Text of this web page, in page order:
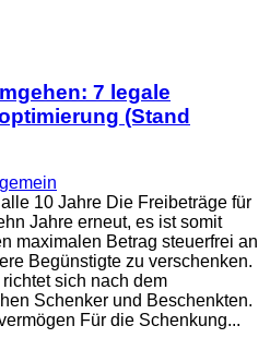
7 legale
(Stand
10 Jahre Die Freibeträge für
Jahre erneut, es ist somit
maximalen Betrag steuerfrei an
Begünstigte zu verschenken.
sich nach dem
Schenker und Beschenkten.
Für die Schenkung...